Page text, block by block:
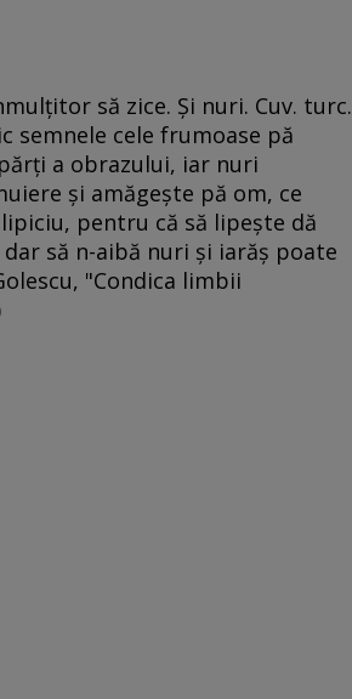
să zice. Şi nuri. Cuv. turc.
semnele cele frumoase pă
a obrazului, iar nuri
şi amăgeşte pă om, ce
pentru că să lipeşte dă
să n-aibă nuri şi iarăş poate
"Condica limbii